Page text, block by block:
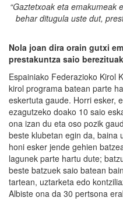
“Gaztetxoak eta emakumeak
behar ditugula uste dut,
Nola joan dira orain gutxi
prestakuntza saio
Espainiako Federazioko Kirol
kirol programa batean parte
eskertuta gaude. Horri esker,
ezagutzeko doako 10 saio
ona izan du eta oso pozik
beste klubetan egin da, baina
honi esker jende gehien
lagunek parte hartu dute;
beste batzuek saio batean
tartean, uztarketa edo
Albiste ona da 30 pertsona